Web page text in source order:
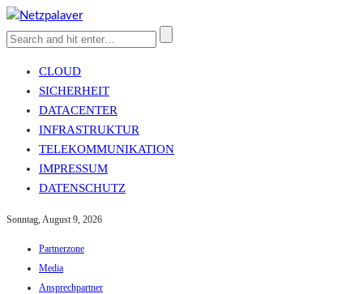
CLOUD
SICHERHEIT
DATACENTER
INFRASTRUKTUR
TELEKOMMUNIKATION
IMPRESSUM
DATENSCHUTZ
Sonntag, August 9, 2026
Partnerzone
Media
Ansprechpartner